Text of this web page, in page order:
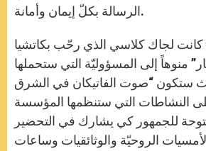
الرسالة بكلّ إيمان وأمانة.
كانت لجاك كلاسي الذي رحّب بكاتشيا
منوهاً إلى المسؤوليّة التي ستحملها
ستكون “صوت الفاتيكان في الشرق
النشاطات التي ستنظمها المؤسسة
للجمهور كي يشارك في التحضير
الروحيّة والوثائقيات وساعات